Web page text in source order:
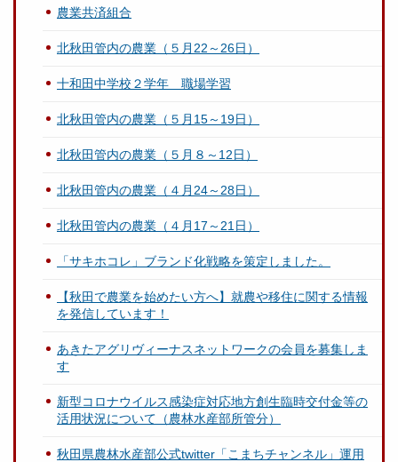
農業共済組合
北秋田管内の農業（５月22～26日）
十和田中学校２学年 職場学習
北秋田管内の農業（５月15～19日）
北秋田管内の農業（５月８～12日）
北秋田管内の農業（４月24～28日）
北秋田管内の農業（４月17～21日）
「サキホコレ」ブランド化戦略を策定しました。
【秋田で農業を始めたい方へ】就農や移住に関する情報
を発信しています！
あきたアグリヴィーナスネットワークの会員を募集しま
す
新型コロナウイルス感染症対応地方創生臨時交付金等の
活用状況について（農林水産部所管分）
秋田県農林水産部公式twitter「こまちチャンネル」運用